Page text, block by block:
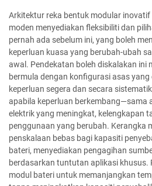
Arkitektur reka bentuk modular
moden menyediakan fleksibiliti dan
pernah ada sebelum ini, yang boleh
keperluan kuasa yang berubah-ubah
awal. Pendekatan boleh diskalakan ini
bermula dengan konfigurasi asas
keperluan segera dan secara
apabila keperluan berkembang—sama
elektrik yang meningkat, kelengkapan
penggunaan yang berubah. Kerangka
penskalaan bebas bagi kapasiti
bateri, menyediakan pengagihan
berdasarkan tuntutan aplikasi khusus.
modul bateri untuk memanjangkan